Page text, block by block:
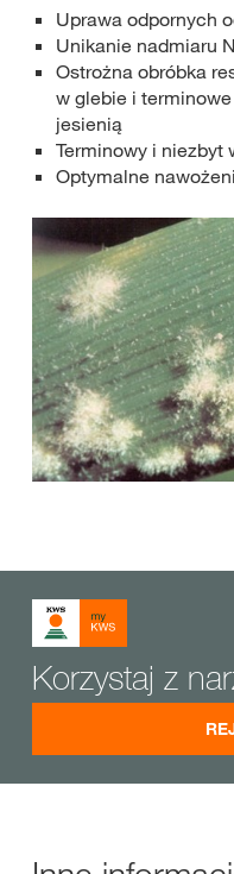
Uprawa odpornych
Unikanie nadmiaru N
Ostrożna obróbka
w glebie i
jesienią
Terminowy i niezbyt
Optymalne
Korzystaj z